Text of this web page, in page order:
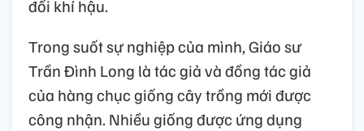
đổi khí hậu.
Trong suốt sự nghiệp của mình, Giáo sư
Trần Đình Long là tác giả và đồng tác giả
của hàng chục giống cây trồng mới được
công nhận. Nhiều giống được ứng dụng